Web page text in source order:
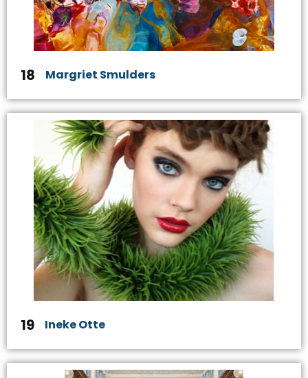
18 Margriet Smulders
19 Ineke Otte